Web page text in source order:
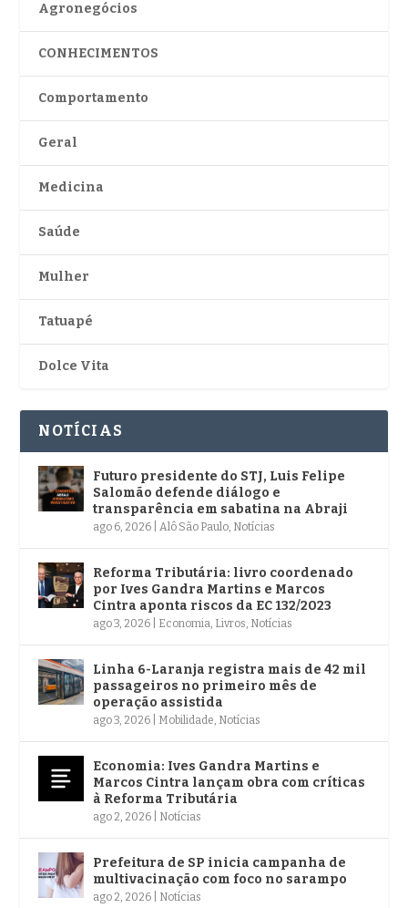
Agronegócios
CONHECIMENTOS
Comportamento
Geral
Medicina
Saúde
Mulher
Tatuapé
Dolce Vita
NOTÍCIAS
Futuro presidente do STJ, Luis Felipe
Salomão defende diálogo e
transparência em sabatina na Abraji
ago 6, 2026 |Alô São Paulo, Notícias
Reforma Tributária: livro coordenado
por Ives Gandra Martins e Marcos
Cintra aponta riscos da EC 132/2023
ago 3, 2026 Economia, Livros, Notícias
Linha 6-Laranja registra mais de 42 mil
passageiros no primeiro mês de
operação assistida
ago 3, 2026 Mobilidade, Notícias
Economia: Ives Gandra Martins e
Marcos Cintra lançam obra com críticas
à Reforma Tributária
ago 2, 2026 Notícias
Prefeitura de SP inicia campanha de
multivacinação com foco no sarampo
ago 2, 2026 Notícias